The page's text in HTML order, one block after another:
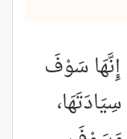
إِنَّهَا سَوْفَ